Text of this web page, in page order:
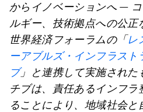
からイノベーションへ ―
ルギー、技術拠点への公正
世界経済フォーラムの「 レ
ーアブルズ・インフラス
ブ」と連携して実施された
チブは、責任あるインフ
ることにより、地域社会